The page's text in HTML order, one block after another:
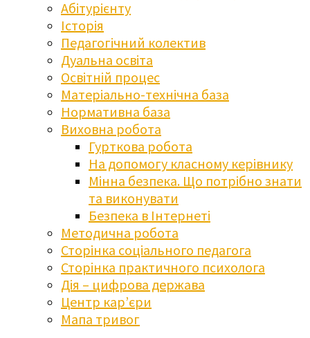
Абітурієнту
Історія
Педагогічний колектив
Дуальна освіта
Освітній процес
Матеріально-технічна база
Нормативна база
Виховна робота
Гурткова робота
На допомогу класному керівнику
Мінна безпека. Що потрібно знати
та виконувати
Безпека в Інтернеті
Методична робота
Сторінка соціального педагога
Сторінка практичного психолога
Дія – цифрова держава
Центр кар’єри
Мапа тривог